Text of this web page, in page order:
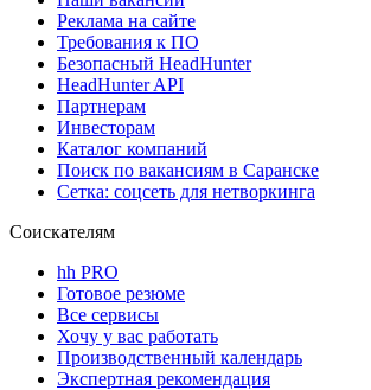
Реклама на сайте
Требования к ПО
Безопасный HeadHunter
HeadHunter API
Партнерам
Инвесторам
Каталог компаний
Поиск по вакансиям в Саранске
Сетка: соцсеть для нетворкинга
Соискателям
hh PRO
Готовое резюме
Все сервисы
Хочу у вас работать
Производственный календарь
Экспертная рекомендация